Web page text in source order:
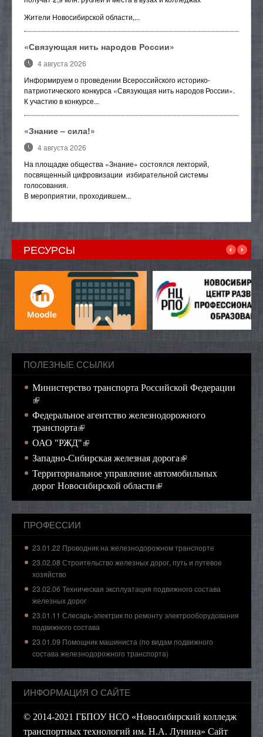
Отраслевой методический совет
Жители Новосибирской области,...
«Связующая нить народов России»
4 августа 2026
Информируем о проведении Всероссийского историко-
патриотического конкурса «Связующая нить народов России».
К участию в конкурсе...
«Знание – сила!»
4 августа 2026
На площадке общества «Знание» состоялся лекторий,
посвященный цифровизации избирательной системы
голосования.
В мероприятии, проходившем...
РЕСУРСЫ
ПОЛЕЗНЫЕ ССЫЛКИ
Министерство транспорта Российской Федерации
(внешняя ссылка)
Федеральное агентство железнодорожного
транспорта(внешняя ссылка)
ОАО "РЖД"(внешняя ссылка)
Западно-Сибирская железная дорога(внешняя ссылка)
Территориальное управление автомобильных
дорог Новосибирской области(внешняя ссылка)
ПРОФЕССИИ
23.01.22 Проводник на железнодорожном транспорте
23.02.08 Строительство железных дорог, путь и путевое
хозяйство
23.02.06 Техническая эксплуатация подвижного состава
железных дорог
23.01.11 Слесарь-электрик по ремонту электрооборудования
подвижного состава
23.01.09 Помощник машиниста (по видам подвижного
состава железнодорожного транспорта)
ИНФОРМАЦИЯ О САЙТЕ
© 2014-2021 ГБПОУ НСО «Новосибирский колледж
транспортных технологий им. Н.А. Лунина» Сайт